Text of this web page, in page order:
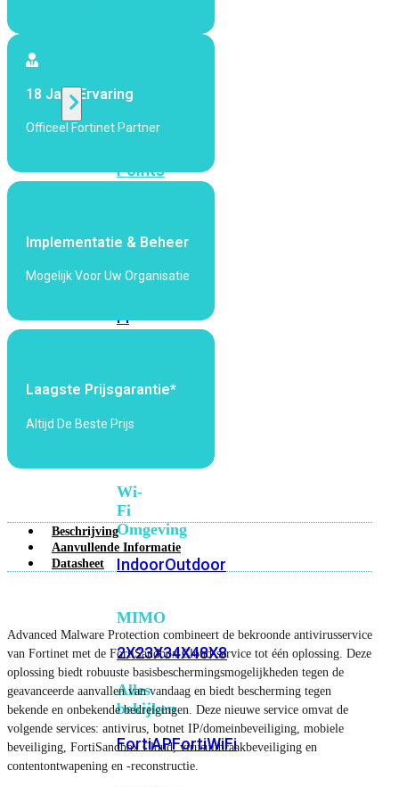
Alle
Points
Fi
Fi
Fi
6E
Fi
Wi-
Fi
Omgeving
IndoorOutdoor
MIMO
2X23X34X48X8
Alles
bekijken
FortiAPFortiWiFi
18 Jaar Ervaring
Officeel Fortinet Partner
Implementatie & Beheer
Mogelijk Voor Uw Organisatie
Laagste Prijsgarantie*
Altijd De Beste Prijs
Beschrijving
Aanvullende Informatie
Datasheet
Advanced Malware Protection combineert de bekroonde antivirusservice
van Fortinet met de FortiSandbox Cloud-service tot één oplossing. Deze
oplossing biedt robuuste basisbeschermingsmogelijkheden tegen de
geavanceerde aanvallen van vandaag en biedt bescherming tegen
bekende en onbekende bedreigingen. Deze nieuwe service omvat de
volgende services: antivirus, botnet IP/domeinbeveiliging, mobiele
beveiliging, FortiSandbox Cloud, virusuitbraakbeveiliging en
contentontwapening en -reconstructie.